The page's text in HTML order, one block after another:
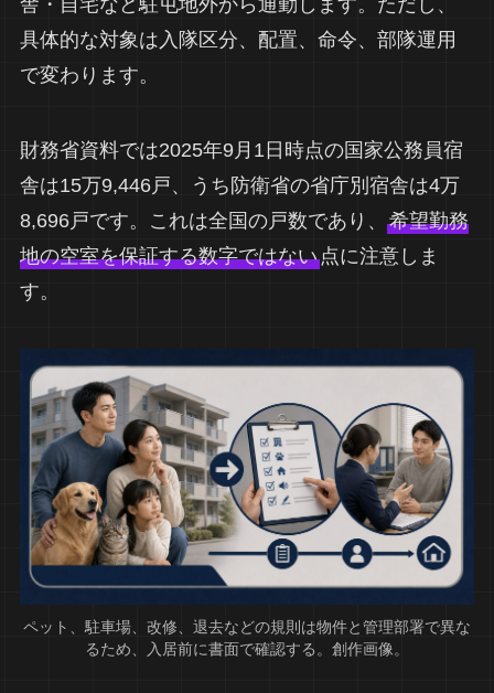
舎・自宅など駐屯地外から通勤します。ただし、
具体的な対象は入隊区分、配置、命令、部隊運用
で変わります。
財務省資料では2025年9月1日時点の国家公務員宿
舎は15万9,446戸、うち防衛省の省庁別宿舎は4万
8,696戸です。これは全国の戸数であり、 希望勤務
地の空室を保証する数字ではない点に注意しま
す。
ペット、駐車場、改修、退去などの規則は物件と管理部署で異な
るため、入居前に書面で確認する。創作画像。